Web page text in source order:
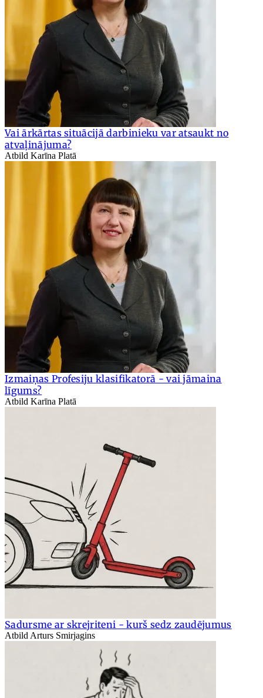
Vai ārkārtas situācijā darbinieku var atsaukt no
atvaļinājuma?
Atbild Karīna Platā
Izmaiņas Profesiju klasifikatorā - vai jāmaina
līgums?
Atbild Karīna Platā
Sadursme ar skrejriteni - kurš sedz zaudējumus
Atbild Arturs Smirjagins